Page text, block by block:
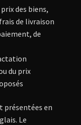
des biens,
de livraison
de
du prix
présentées en
Le